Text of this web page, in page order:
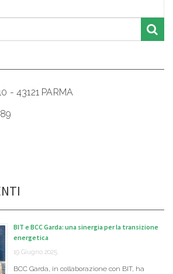
- 43121 PARMA
BIT e BCC Garda: una sinergia per la transizione
energetica
19 Giugno 2025
BCC Garda, in collaborazione con BIT, ha